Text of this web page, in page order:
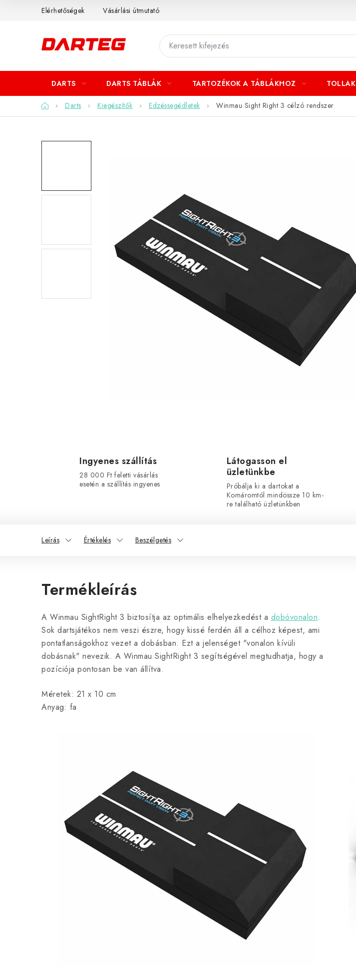
Elérhetőségek Vásárlási útmutató
DARTS DARTS TÁBLÁK TARTOZÉKOK A TÁBLÁKHOZ TOLLAK
Kezdőlap
Darts Kiegészítők Edzéssegédletek Winmau Sight Right 3 célzó rendszer
Ingyenes szállítás
28 000 Ft feletti vásárlás
esetén a szállítás ingyenes
Látogasson el
üzletünkbe
Próbálja ki a dartokat a
Komáromtól mindössze 10 km-
re található üzletünkben
Leírás Értékelés Beszélgetés
Termékleírás
A Winmau SightRight 3 biztosítja az optimális elhelyezkedést a dobóvonalon.
Sok dartsjátékos nem veszi észre, hogy kissé ferdén áll a célhoz képest, ami
pontatlanságokhoz vezet a dobásban. Ezt a jelenséget "vonalon kívüli
dobásnak" nevezik. A Winmau SightRight 3 segítségével megtudhatja, hogy a
pozíciója pontosan be van állítva.
Méretek: 21 x 10 cm
Anyag: fa